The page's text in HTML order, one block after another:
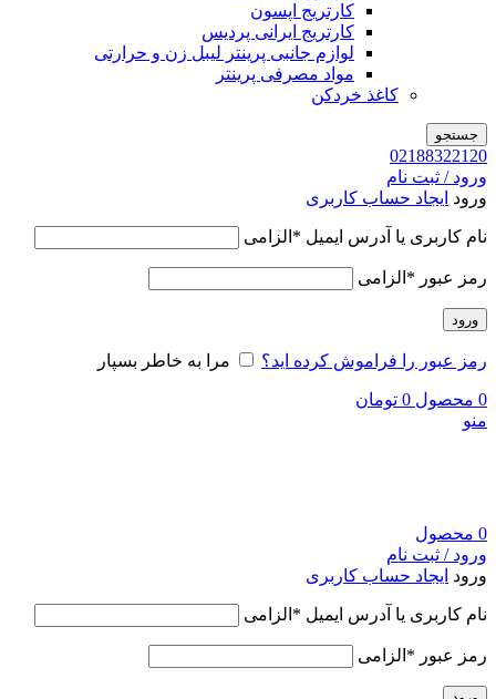
کارتریج اپسون
کارتریج ایرانی پردیس
لوازم جانبی پرینتر لیبل زن و حرارتی
مواد مصرفی پرینتر
کاغذ خردکن
جستجو
02188322120
ورود / ثبت نام
ورود ایجاد حساب کاربری
نام کاربری یا آدرس ایمیل * الزامی
رمز عبور * الزامی
ورود
رمز عبور را فراموش کرده اید؟ مرا به خاطر بسپار
0 محصول 0 تومان
منو
0 محصول
ورود / ثبت نام
ورود ایجاد حساب کاربری
نام کاربری یا آدرس ایمیل * الزامی
رمز عبور * الزامی